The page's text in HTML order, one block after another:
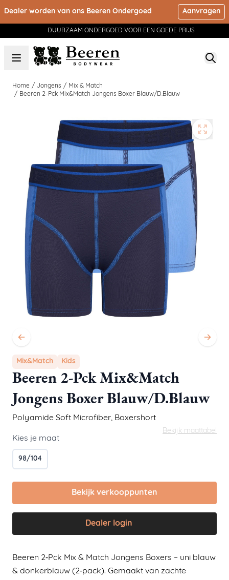
Dealer worden van ons Beeren Ondergoed Aanvragen
DUURZAAM ONDERGOED VOOR EEN GOEDE PRIJS
Home / Jongens / Mix & Match
/ Beeren 2-Pck Mix&Match Jongens Boxer Blauw/D.Blauw
Mix&Match Kids
Beeren 2-Pck Mix&Match
Jongens Boxer Blauw/D.Blauw
Polyamide Soft Microfiber, Boxershort
Bekijk maattabel
Kies je maat
98/104
Bekijk verkooppunten
Dealer login
Beeren 2‑Pck Mix & Match Jongens Boxers – uni blauw
& donkerblauw (2‑pack). Gemaakt van zachte